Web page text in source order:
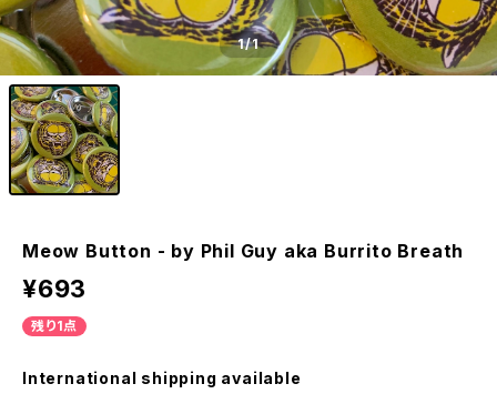
1/1
Meow Button - by Phil Guy aka Burrito Breath
¥693
残り1点
International shipping available